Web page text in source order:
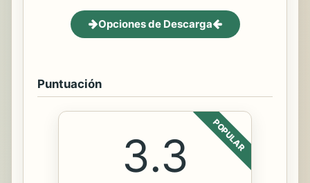
Opciones de Descarga
Puntuación
POPULAR
3.3